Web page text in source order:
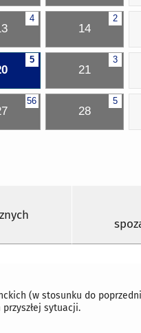
4 2
14
5 3
21
56 5
28
(w stosunku do
sytuacji.